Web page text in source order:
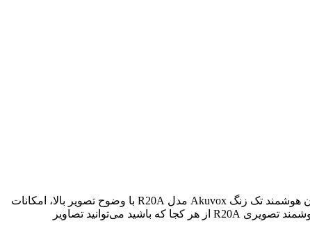
یکی از تجهیزات ضروری برای هرخانه، ویلا یا محیط اداری برای برقراری با مراجعین و همچنین تامین امنیت محیط است. آیفون هوشمند تک زنگ Akuvox مدل R20A با وضوح تصویر بالا، امکانات
مدرن و قابلیت‌های هوشمند یکی از ابزارهای کاربردی برای خانه‌های ویلایی، ویلاها، ارتباط با نگهبانی ادارات و … است. با استفاده از آیفون هوشمند تصویری R20A از هر کجا که باشید می‌توانید تصاویر